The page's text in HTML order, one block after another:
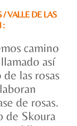
/ VALLE DE LAS
:
camino
así
las rosas
de rosas.
de Skoura